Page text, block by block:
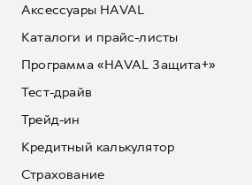
Аксессуары HAVAL
Каталоги и прайс-листы
Программа «HAVAL Защита+»
Тест-драйв
Трейд-ин
Кредитный калькулятор
Страхование